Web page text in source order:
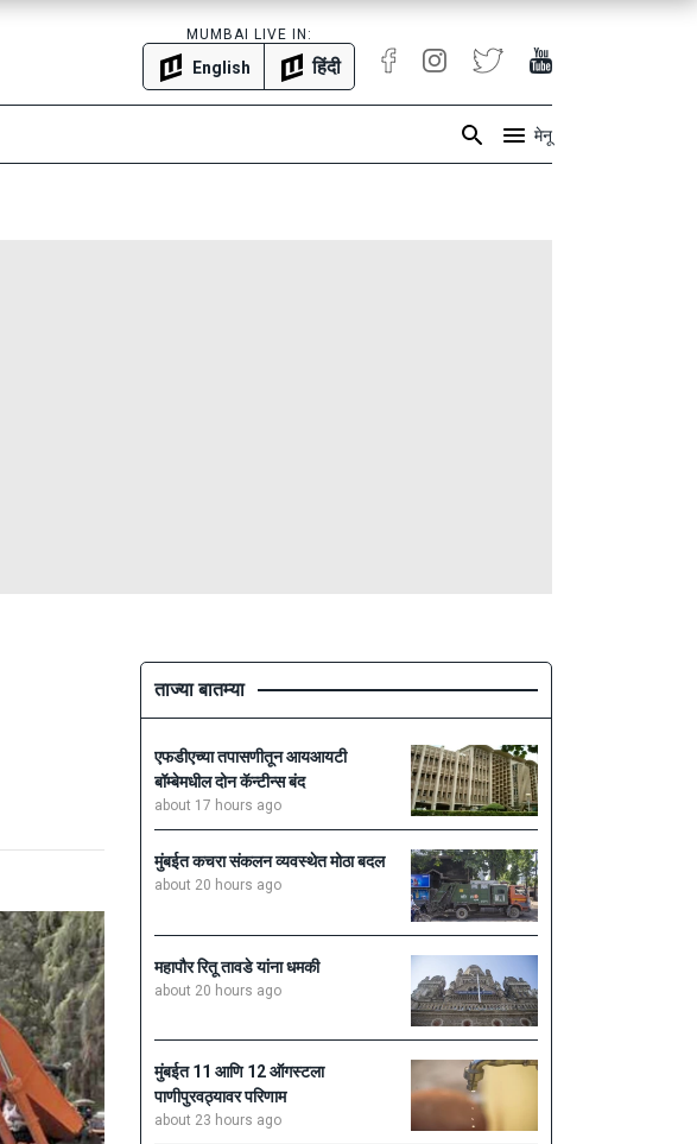
MUMBAI LIVE IN:
English हिंदी
मेनू
ताज्या बातम्या
एफडीएच्या तपासणीतून आयआयटी
बॉम्बेमधील दोन कॅन्टीन्स बंद
about 17 hours ago
मुंबईत कचरा संकलन व्यवस्थेत मोठा बदल
about 20 hours ago
महापौर रितू तावडे यांना धमकी
about 20 hours ago
मुंबईत 11 आणि 12 ऑगस्टला
पाणीपुरवठ्यावर परिणाम
about 23 hours ago